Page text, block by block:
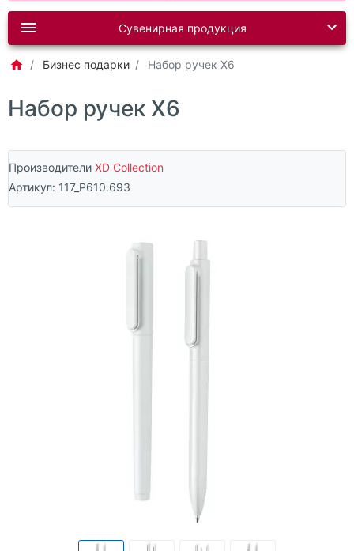
Сувенирная продукция
Бизнес подарки Набор ручек X6
Набор ручек X6
Производители XD Collection
Артикул: 117_P610.693